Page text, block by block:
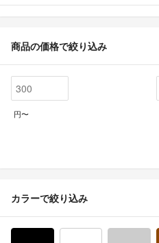
商品の価格で絞り込み
円〜
カラーで絞り込み